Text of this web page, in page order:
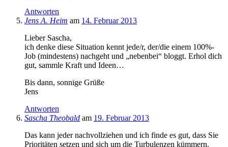
Antworten
Jens A. Heim am 14. Februar 2013
Lieber Sascha,
ich denke diese Situation kennt jede/r, der/die einem 100%-
Job (mindestens) nachgeht und „nebenbei“ bloggt. Erhol dich
gut, sammle Kraft und Ideen…
Bis dann, sonnige Grüße
Jens
Antworten
Sascha Theobald am 19. Februar 2013
Das kann jeder nachvollziehen und ich finde es gut, dass Sie
Prioritäten setzen und sich um die Turbulenzen kümmern.